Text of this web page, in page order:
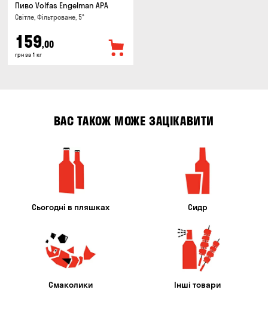
Пиво Volfas Engelman APA
Світле, Фільтроване, 5°
159,00
грн за 1 кг
ВАС ТАКОЖ МОЖЕ ЗАЦІКАВИТИ
Сьогодні в пляшках Сидр
Смаколики Інші товари